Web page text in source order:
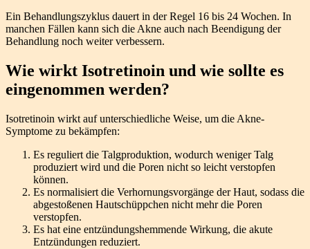
Ein Behandlungszyklus dauert in der Regel 16 bis 24 Wochen. In
manchen Fällen kann sich die Akne auch nach Beendigung der
Behandlung noch weiter verbessern.
Wie wirkt Isotretinoin und wie sollte es
eingenommen werden?
Isotretinoin wirkt auf unterschiedliche Weise, um die Akne-
Symptome zu bekämpfen:
Es reguliert die Talgproduktion, wodurch weniger Talg
produziert wird und die Poren nicht so leicht verstopfen
können.
Es normalisiert die Verhornungsvorgänge der Haut, sodass die
abgestoßenen Hautschüppchen nicht mehr die Poren
verstopfen.
Es hat eine entzündungshemmende Wirkung, die akute
Entzündungen reduziert.